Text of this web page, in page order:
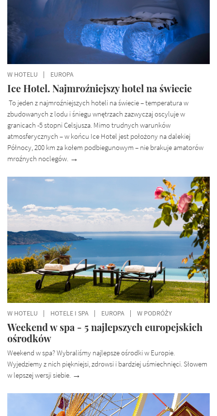
W HOTELU EUROPA
Ice Hotel. Najmroźniejszy hotel na świecie
To jeden z najmroźniejszych hoteli na świecie – temperatura w
zbudowanych z lodu i śniegu wnętrzach zazwyczaj oscyluje w
granicach -5 stopni Celsjusza. Mimo trudnych warunków
atmosferycznych – w końcu Ice Hotel jest położony na dalekiej
Północy, 200 km za kołem podbiegunowym – nie brakuje amatorów
mroźnych noclegów.
W HOTELU HOTELE I SPA EUROPA W PODRÓŻY
Weekend w spa - 5 najlepszych europejskich
ośrodków
Weekend w spa? Wybraliśmy najlepsze ośrodki w Europie.
Wyjedziemy z nich piękniejsi, zdrowsi i bardziej uśmiechnięci. Słowem
w lepszej wersji siebie.